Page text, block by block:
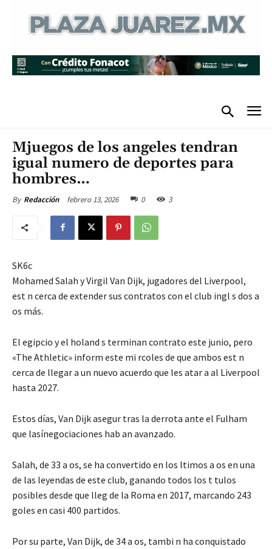
Mjuegos de los angeles tendran
igual numero de deportes para
hombres…
By Redacción febrero 13, 2026 0 3
SK6c
Mohamed Salah y Virgil Van Dijk, jugadores del Liverpool,
est n cerca de extender sus contratos con el club ingl s dos a
os más.
El egipcio y el holand s terminan contrato este junio, pero
«The Athletic» inform este mi rcoles de que ambos est n
cerca de llegar a un nuevo acuerdo que les atar a al Liverpool
hasta 2027.
Estos días, Van Dijk asegur tras la derrota ante el Fulham
que lasínegociaciones hab an avanzado.
Salah, de 33 a os, se ha convertido en los ltimos a os en una
de las leyendas de este club, ganando todos los t tulos
posibles desde que lleg de la Roma en 2017, marcando 243
goles en casi 400 partidos.
Por su parte, Van Dijk, de 34 a os, tambi n ha conquistado